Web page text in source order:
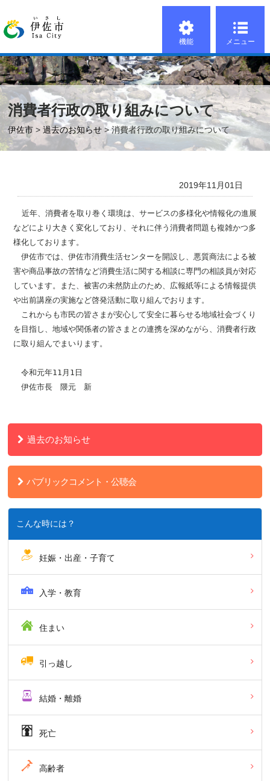
機能 メニュー
消費者行政の取り組みについて
伊佐市 >過去のお知らせ > 消費者行政の取り組みについて
2019年11月01日
近年、消費者を取り巻く環境は、サービスの多様化や情報化の進展
などにより大きく変化しており、それに伴う消費者問題も複雑かつ多
様化しております。
伊佐市では、伊佐市消費生活センターを開設し、悪質商法による被
害や商品事故の苦情など消費生活に関する相談に専門の相談員が対応
しています。また、被害の未然防止のため、広報紙等による情報提供
や出前講座の実施など啓発活動に取り組んでおります。
これからも市民の皆さまが安心して安全に暮らせる地域社会づくり
を目指し、地域や関係者の皆さまとの連携を深めながら、消費者行政
に取り組んでまいります。
令和元年11月1日
伊佐市長 隈元 新
過去のお知らせ
パブリックコメント・公聴会
こんな時には？
妊娠・出産・子育て
入学・教育
住まい
引っ越し
結婚・離婚
死亡
高齢者